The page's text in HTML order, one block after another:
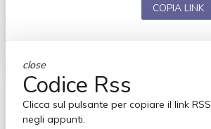
COPIA LINK
close
Codice Rss
Clicca sul pulsante per copiare il link RSS
negli appunti.